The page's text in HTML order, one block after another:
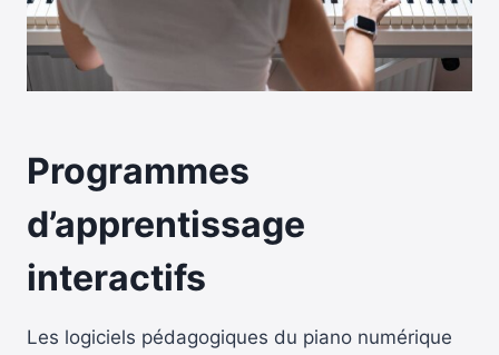
Programmes
d’apprentissage
interactifs
Les logiciels pédagogiques du piano numérique